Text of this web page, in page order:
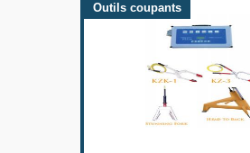
Outils coupants